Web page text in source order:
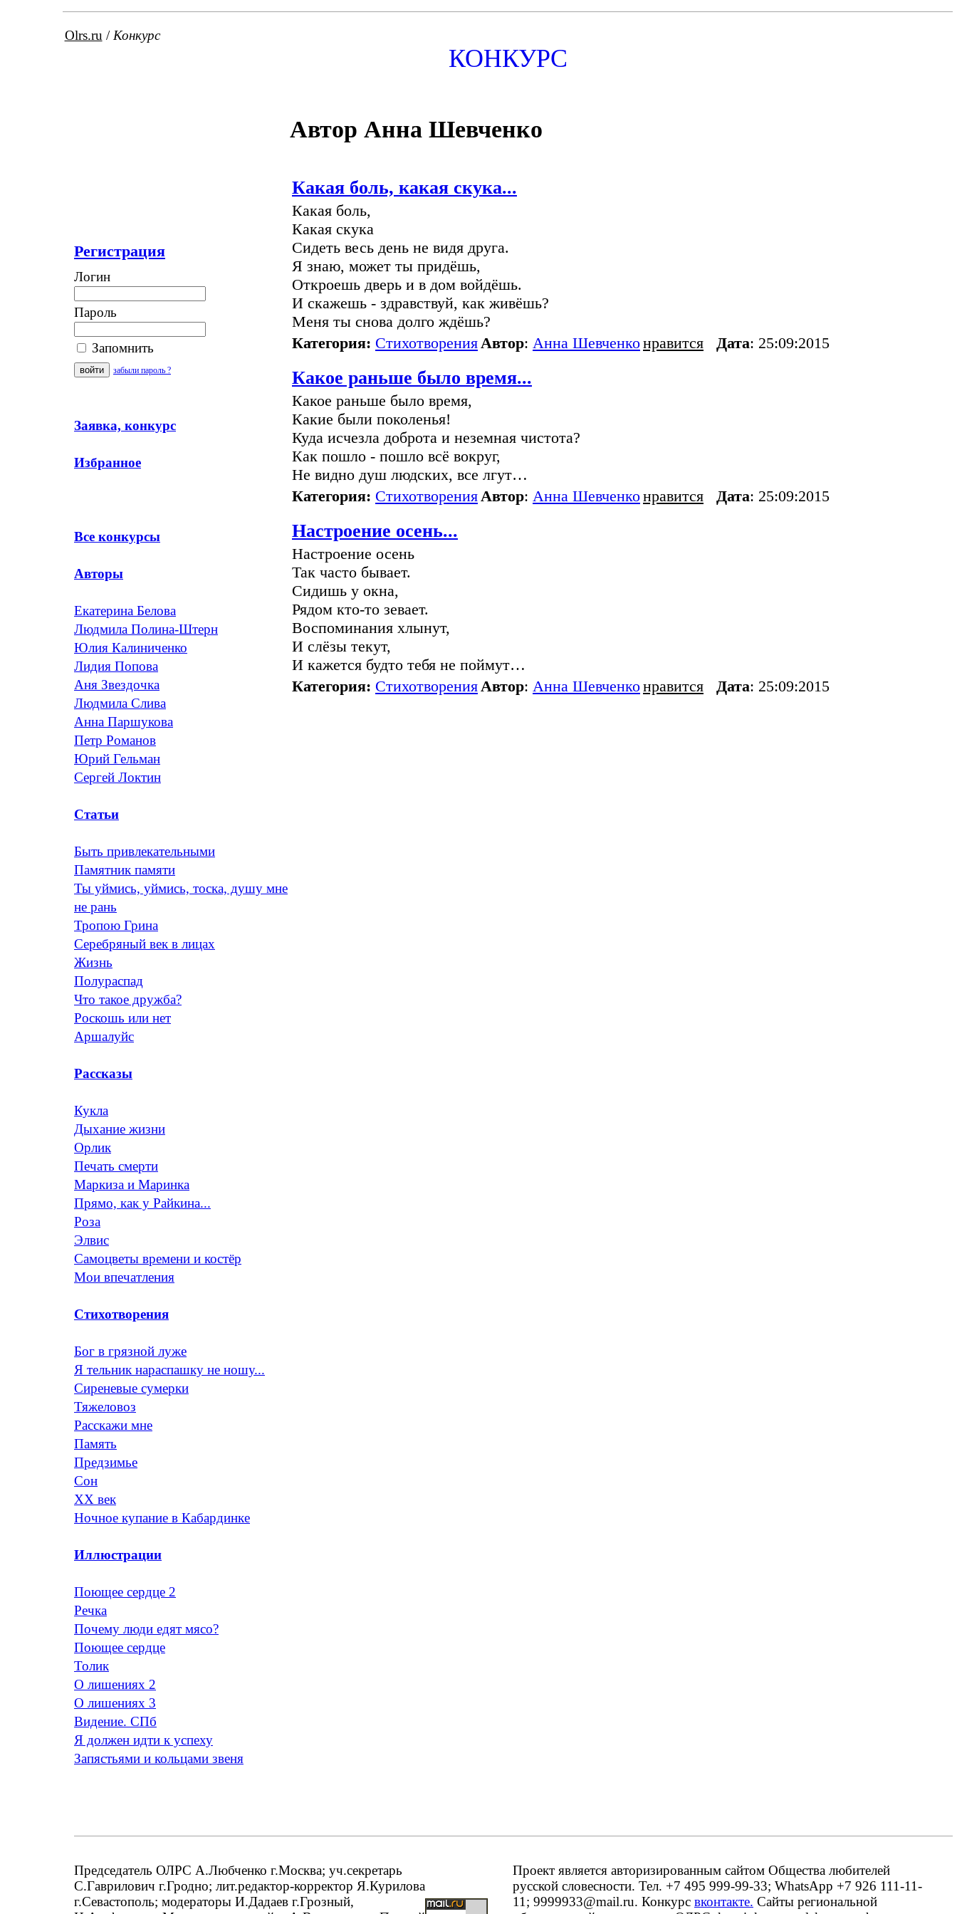
Olrs.ru / Конкурс
КОНКУРС
Регистрация
Логин
Пароль
Запомнить
забыли пароль ?
Заявка, конкурс
Избранное
Все конкурсы
Авторы
Екатерина Белова
Людмила Полина-Штерн
Юлия Калиниченко
Лидия Попова
Аня Звездочка
Людмила Слива
Анна Паршукова
Петр Романов
Юрий Гельман
Сергей Локтин
Статьи
Быть привлекательными
Памятник памяти
Ты уймись, уймись, тоска, душу мне
не рань
Тропою Грина
Серебряный век в лицах
Жизнь
Полураспад
Что такое дружба?
Роскошь или нет
Аршалуйс
Рассказы
Кукла
Дыхание жизни
Орлик
Печать смерти
Маркиза и Маринка
Прямо, как у Райкина...
Роза
Элвис
Самоцветы времени и костёр
Мои впечатления
Стихотворения
Бог в грязной луже
Я тельник нараспашку не ношу...
Сиреневые сумерки
Тяжеловоз
Расскажи мне
Память
Предзимье
Сон
ХХ век
Ночное купание в Кабардинке
Иллюстрации
Поющее сердце 2
Речка
Почему люди едят мясо?
Поющее сердце
Толик
O лишениях 2
О лишениях 3
Видение. СПб
Я должен идти к успеху
Запястьями и кольцами звеня
Автор Анна Шевченко
Какая боль, какая скука...
Какая боль,
Какая скука
Сидеть весь день не видя друга.
Я знаю, может ты придёшь,
Откроешь дверь и в дом войдёшь.
И скажешь - здравствуй, как живёшь?
Меня ты снова долго ждёшь?
Категория: Стихотворения Автор: Анна Шевченконравится Дата: 25:09:2015
Какое раньше было время...
Какое раньше было время,
Какие были поколенья!
Куда исчезла доброта и неземная чистота?
Как пошло - пошло всё вокруг,
Не видно душ людских, все лгут…
Категория: Стихотворения Автор: Анна Шевченконравится Дата: 25:09:2015
Настроение осень...
Настроение осень
Так часто бывает.
Сидишь у окна,
Рядом кто-то зевает.
Воспоминания хлынут,
И слёзы текут,
И кажется будто тебя не поймут…
Категория: Стихотворения Автор: Анна Шевченконравится Дата: 25:09:2015
Председатель ОЛРС А.Любченко г.Москва; уч.секретарь
С.Гаврилович г.Гродно; лит.редактор-корректор Я.Курилова
г.Севастополь; модераторы И.Дадаев г.Грозный,
Проект является авторизированным сайтом Общества любителей
русской словесности. Тел. +7 495 999-99-33; WhatsApp +7 926 111-11-
11; 9999933@mail.ru. Конкурс вконтакте. Сайты региональной